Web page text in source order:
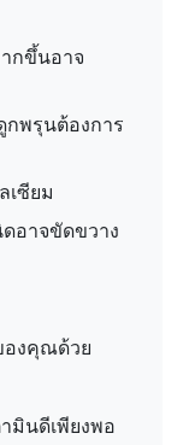
กขึ้นอาจ
กพรุนต้องการ
ซียม
อาจขัดขวาง
องคุณด้วย
มินดีเพียงพอ